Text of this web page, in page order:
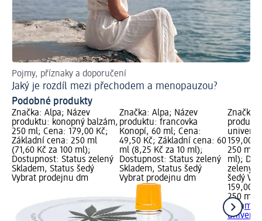
Pojmy, příznaky a doporučení
Jaký je rozdíl mezi přechodem a menopauzou?
Podobné produkty
Značka: Alpa; Název
produktu: konopný balzám,
250 ml; Cena: 179,00 Kč;
Základní cena: 250 ml
(71,60 Kč za 100 ml);
Dostupnost: Status zelený
Skladem, Status šedý
Vybrat prodejnu dm
Značka: Alpa; Název
produktu: francovka
Konopí, 60 ml; Cena:
49,50 Kč; Základní cena: 60
ml (8,25 Kč za 10 ml);
Dostupnost: Status zelený
Skladem, Status šedý
Vybrat prodejnu dm
Značka:
159,00
250 ml
ml);
zelený
šedý
159,00
250 ml
Alpa